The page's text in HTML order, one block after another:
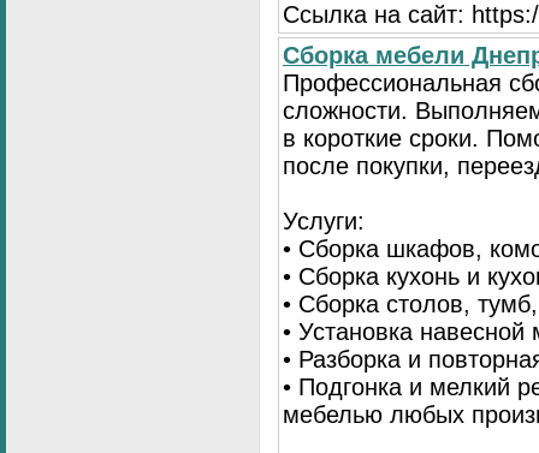
Ссылка на сайт:
Сборка мебели
Профессиональная
сложности.
в короткие сроки.
после покупки,
Услуги:
• Сборка шкафов,
• Сборка кухонь и
• Сборка столов,
• Установка
• Разборка и
• Подгонка и мелкий
мебелью любых